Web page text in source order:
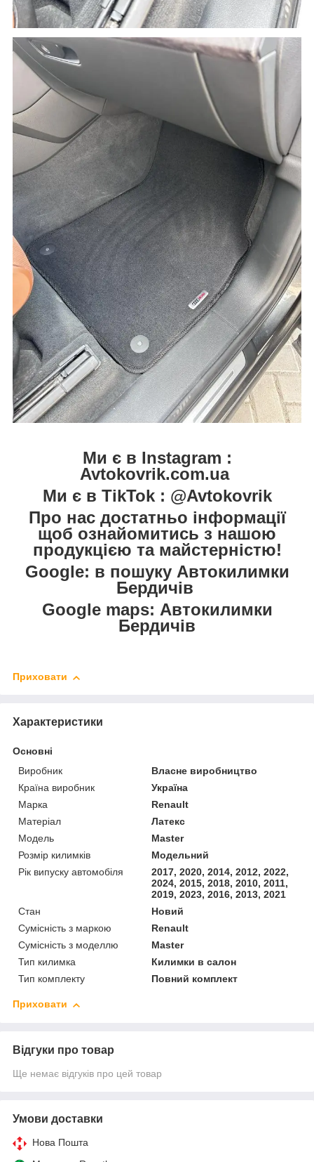
Ми є в Instagram :
Avtokovrik.com.ua
Ми є в TikTok : @Avtokovrik
Про нас достатньо інформації
щоб ознайомитись з нашою
продукцією та майстерністю!
Google: в пошуку Автокилимки
Бердичів
Google maps: Автокилимки
Бердичів
Приховати
Характеристики
Основні
Виробник
Власне виробництво
Країна виробник
Україна
Марка
Renault
Матеріал
Латекс
Модель
Master
Розмір килимків
Модельний
Рік випуску автомобіля
2017, 2020, 2014, 2012, 2022,
2024, 2015, 2018, 2010, 2011,
2019, 2023, 2016, 2013, 2021
Стан
Новий
Сумісність з маркою
Renault
Сумісність з моделлю
Master
Тип килимка
Килимки в салон
Тип комплекту
Повний комплект
Приховати
Відгуки про товар
Ще немає відгуків про цей товар
Умови доставки
Нова Пошта